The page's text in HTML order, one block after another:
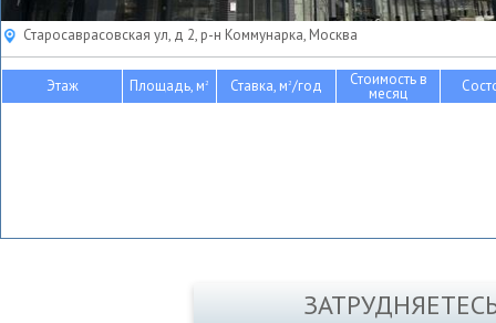
Старосаврасовская ул, д 2, р-н Коммунарка, Москва
Этаж Площадь, м2 Ставка, м2/год Стоимость в
месяц